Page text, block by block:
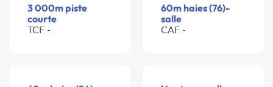
3 000m piste
courte
TCF -
60m haies (76)-
salle
CAF -